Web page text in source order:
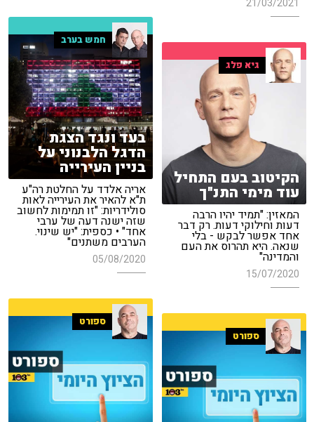
21/03/2021
חמש בערב
בעד ונגד הצגת
הדגל הלבנוני על
בניין העירייה
אריה אלדד על החלטת רה"ע
ת"א להאיר את העירייה לאות
סולידריות: "זו תמימות לחשוב
שזה ישנה דעה של ערבי
אחד" • כספית: "יש שינוי.
הערבים משתנים"
05/08/2020
גיא פלג
הקיטוב בעם התחיל
עוד מימי התנ"ך
המאזין: "תמיד יהיו הרבה
דעות וחילוקי דעות. רק דבר
אחד אפשר לבקש - בלי
שנאה. היא תהרוס את העם
והמדינה"
15/07/2020
ספורט
ספורט